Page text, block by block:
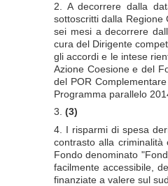
2. A decorrere dalla
sottoscritti dalla Regione
sei mesi a decorrere
cura del Dirigente
gli accordi e le intese
Azione Coesione e del
del POR
Programma parallelo
3. (3)
4. I risparmi di spesa
contrasto alla
Fondo denominato
facilmente accessibile,
finanziate a valere sul